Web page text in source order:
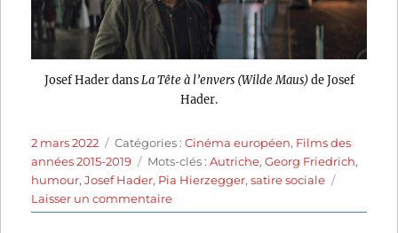
Josef Hader dans La Tête à l’envers (Wilde Maus)de Josef
Hader.
Publié
le
2 mars 2022 Catégories
Catégories :Cinéma européen, Films des
années 2015-2019
Étiquettes
Mots-clés :Autriche,Georg Friedrich,
humour,Josef Hader, Pia Hierzegger,satire sociale
Laisser un commentairesur
La